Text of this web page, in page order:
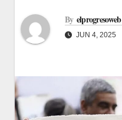
By elprogresoweb
JUN 4, 2025